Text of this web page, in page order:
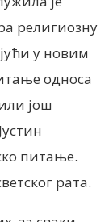
религиозну
у новим
односа
још
питање.
рата.